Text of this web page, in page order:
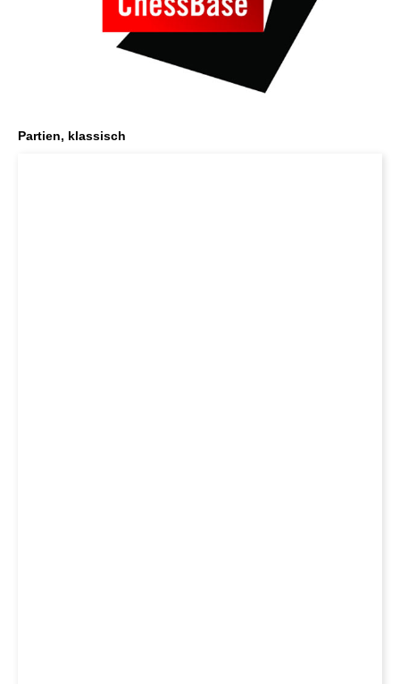
Partien, klassisch